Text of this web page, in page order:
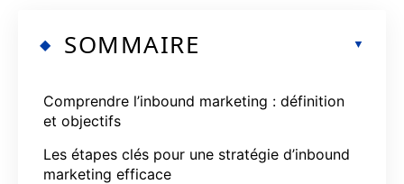
SOMMAIRE
Comprendre l’inbound marketing : définition
et objectifs
Les étapes clés pour une stratégie d’inbound
marketing efficace